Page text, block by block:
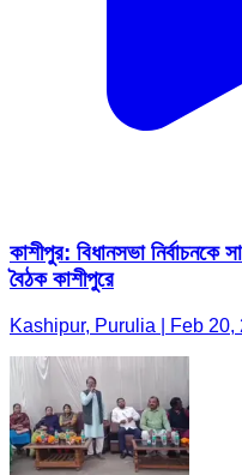
কাশীপুর: বিধানসভা
বৈঠক কাশীপুরে
Kashipur, Purulia | Feb 20,